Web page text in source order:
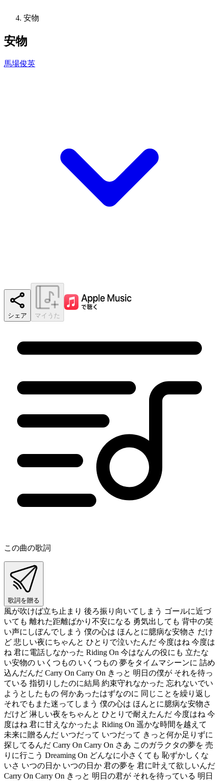
安物
安物
馬場俊英
シェア マイうた
この曲の歌詞
歌詞を贈る
風が吹けば立ち止まり 後ろ振り向いてしまう ゴールに近づ
いても 離れた距離ばかり不安になる 勇気出しても 背中の笑
い声にしぼんでしまう 僕の心は ほんとに臆病な安物さ だけ
ど 悲しい夜にちゃんと ひとりで泣いたんだ 今度はね 今度は
ね 君に電話しなかった Riding On 今はなんの役にも 立たな
い安物の いくつもの いくつもの 夢をタイムマシーンに 詰め
込んだんだ Carry On Carry On きっと 明日の僕が それを待っ
ている 指切りしたのに結局 約束守れなかった 忘れないでい
ようとしたもの 何かあったはずなのに 同じことを繰り返し
それでもまた迷ってしまう 僕の心は ほんとに臆病な安物さ
だけど 淋しい夜をちゃんと ひとりで耐えたんだ 今度はね 今
度はね 君に甘えなかったよ Riding On 遥かな時間を越えて
未来に贈るんだ いつだって いつだって きっと何か足りずに
探してるんだ Carry On Carry On さあ このガラクタの夢を 売
りに行こう Dreaming On どんなに小さくても 恥ずかしくな
いさ いつの日か いつの日か 君の夢を 君に叶えて欲しいんだ
Carry On Carry On きっと 明日の君が それを待っている 明日